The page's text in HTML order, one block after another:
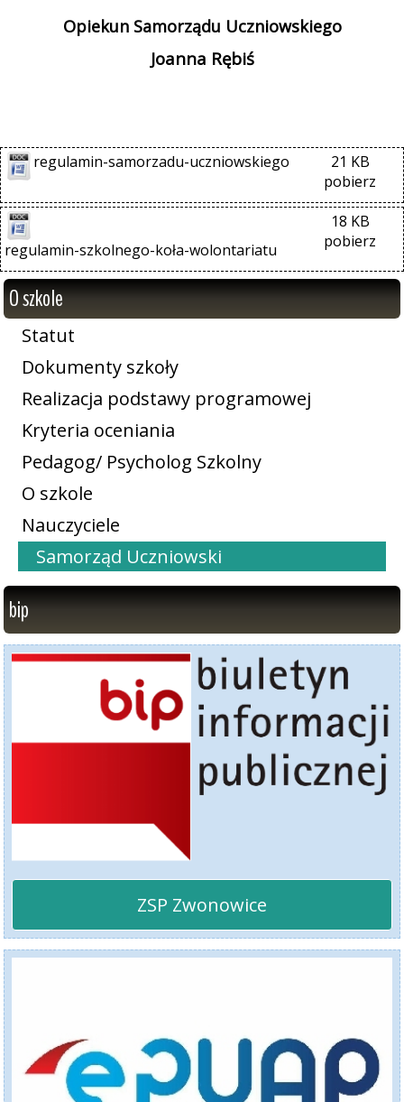
Opiekun Samorządu Uczniowskiego
Joanna Rębiś
regulamin-samorzadu-uczniowskiego
21 KB
pobierz
regulamin-szkolnego-koła-wolontariatu
18 KB
pobierz
O szkole
Statut
Dokumenty szkoły
Realizacja podstawy programowej
Kryteria oceniania
Pedagog/ Psycholog Szkolny
O szkole
Nauczyciele
Samorząd Uczniowski
bip
ZSP Zwonowice